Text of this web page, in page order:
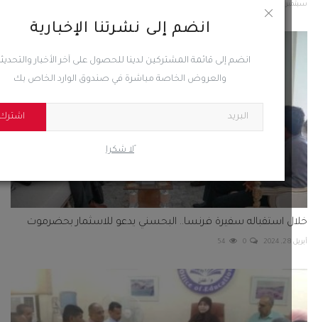
انضم إلى نشرتنا الإخبارية
انضم إلى قائمة المشتركين لدينا للحصول على آخر الأخبار والتحديثات
والعروض الخاصة مباشرة في صندوق الوارد الخاص بك
ًلا شكرا
استقباله سفيرة فرنسا.. البحسني يدعو للاسثمار بحضرموت
0
54